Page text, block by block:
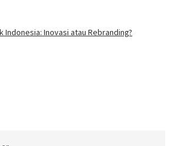
Indonesia: Inovasi atau Rebranding?